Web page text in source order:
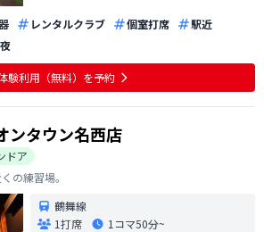
レンタルクラブ 個室打席
駅近
験利用（無料）を予約
ンタウン名西店
ドア
の練習場。
鶴舞線
1打席
1コマ50分~